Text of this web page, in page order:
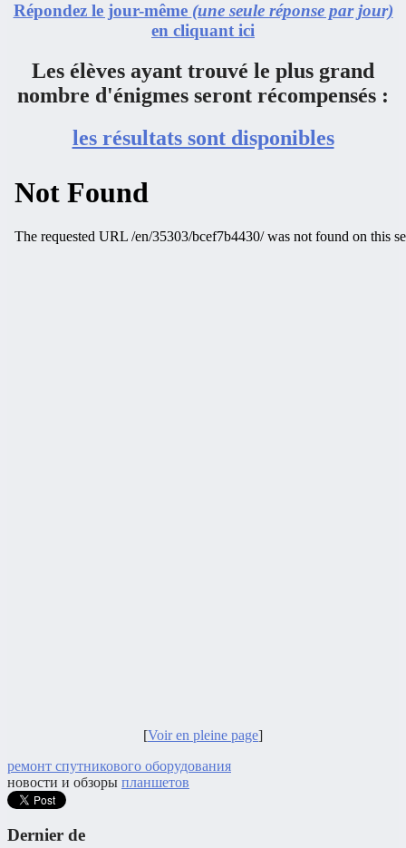
Répondez le jour-même (une seule réponse par jour)
en cliquant ici
Les élèves ayant trouvé le plus grand
nombre d'énigmes seront récompensés :
les résultats sont disponibles
[Voir en pleine page]
ремонт спутникового оборудования
новости и обзоры планшетов
Dernier de